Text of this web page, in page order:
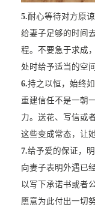
5.耐心等待对方原
给妻子足够的时间
程。不要急于求成
处时给予适当的空间
6.持之以恒，始终
重建信任不是一朝
力。送花、写信或
这些变成常态，让
7.给予爱的保证，
向妻子表明外遇已
以写下承诺书或者
愿意为此付出一切努